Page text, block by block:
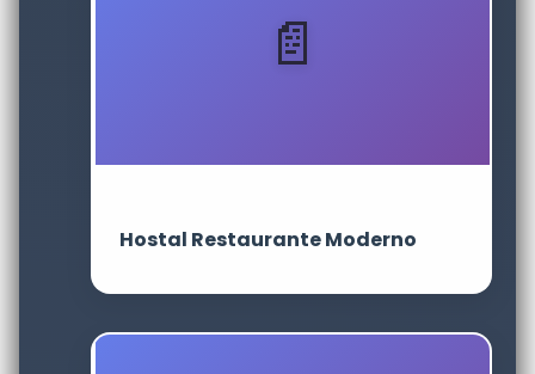
Hostal Restaurante Moderno